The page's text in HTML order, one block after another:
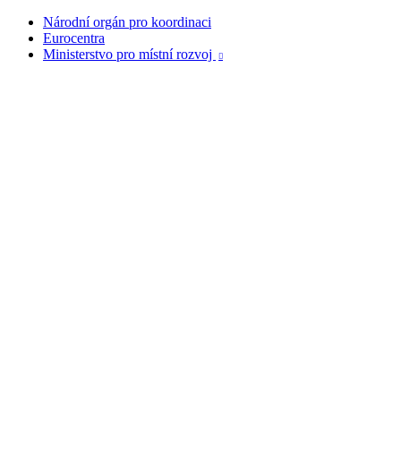
Národní orgán pro koordinaci
Eurocentra
Ministerstvo pro místní rozvoj
